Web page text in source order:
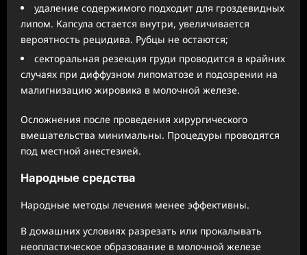
удаление содержимого подходит для гроздевидных
липом. Капсула остается внутри, увеличивается
вероятность рецидива. Рубцы не остаются;
секторальная резекция груди проводится в крайних
случаях при диффузном липоматозе и подозрении на
малигнизацию жировика в молочной железе.
Осложнения после проведения хирургического
вмешательства минимальны. Процедуры проводятся
под местной анестезией.
Народные средства
Народные методы лечения менее эффективны.
В домашних условиях разрезать или прокалывать
неопластическое образование в молочной железе